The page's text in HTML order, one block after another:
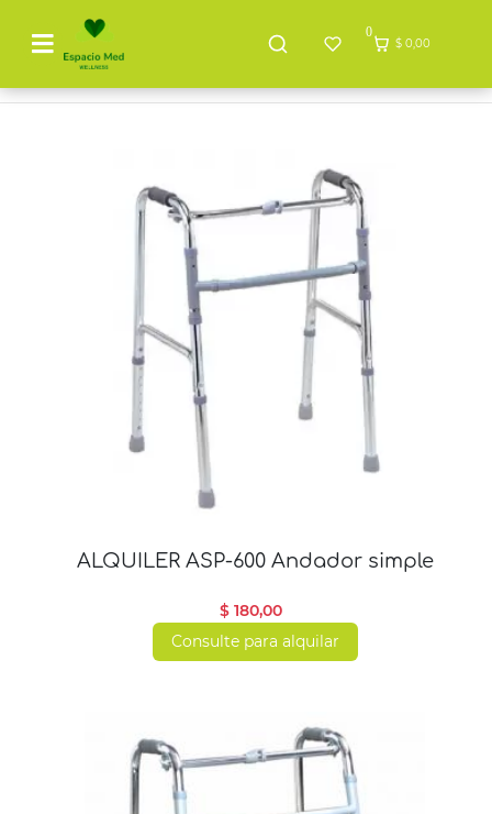
0
$ 0,00
ALQUILER ASP-600 Andador simple
$ 180,00
Consulte para alquilar